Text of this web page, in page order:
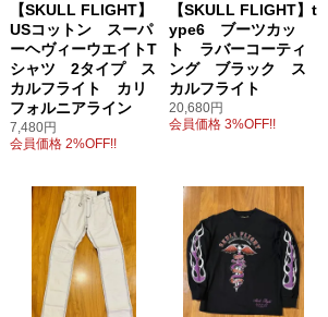
【SKULL FLIGHT】
USコットン スーパ
ーヘヴィーウエイトT
シャツ 2タイプ ス
カルフライト カリ
フォルニアライン
7,480円
会員価格 2%OFF!!
【SKULL FLIGHT】t
ype6 ブーツカッ
ト ラバーコーティ
ング ブラック ス
カルフライト
20,680円
会員価格 3%OFF!!